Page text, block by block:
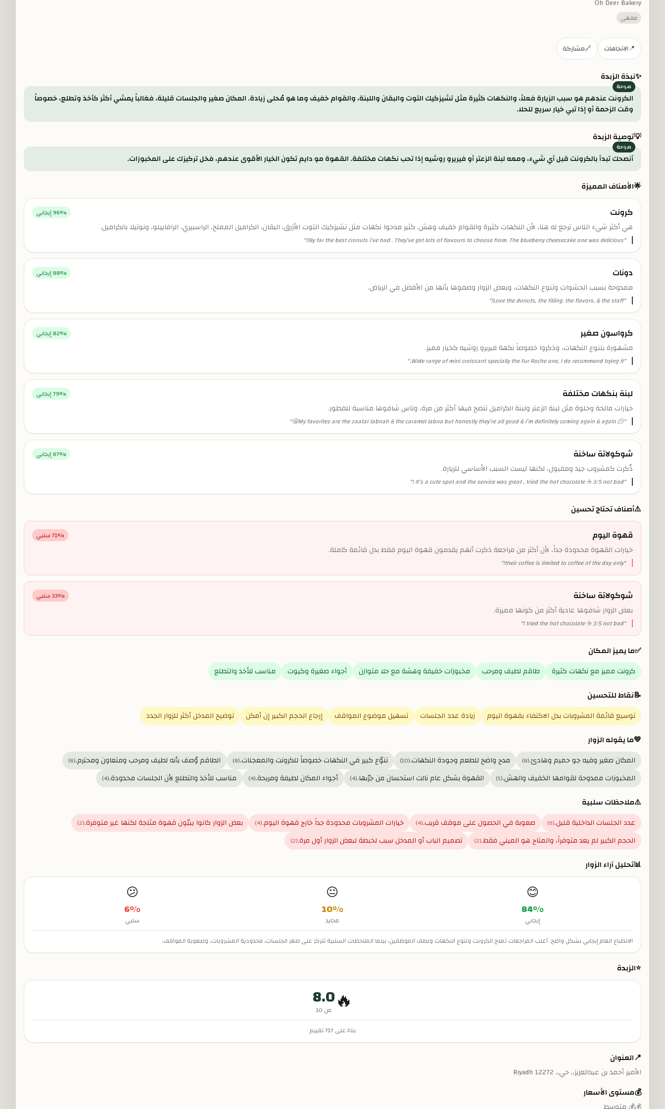
Oh Deer Bakery
مقهى
📍الاتجاهات 🔗مشاركة
✨نبذة الزبدة
الكرونت عندهم هو سبب الزيارة فعلاً، والنكهات كثيرة مثل تشيزكيك التوت والبقان واللبنة، والقوام خفيف وما هو مُحلى زيادة. المكان صغير والجلسات قليلة، فغالباً يمشي أكثر كأخذ وتطلع، خصوصاً
وقت الزحمة أو إذا تبي خيار سريع للحلا.
💡توصية الزبدة
أنصحك تبدأ بالكرونت قبل أي شيء، ومعه لبنة الزعتر أو فيريرو روشيه إذا تحب نكهات مختلفة. القهوة مو دايم تكون الخيار الأقوى عندهم، فخل تركيزك على المخبوزات.
🌟الأصناف المميزة
كرونت 96% إيجابي
هي أكثر شيء الناس ترجع له هنا، لأن النكهات كثيرة والقوام خفيف وهش. كثير مدحوا نكهات مثل تشيزكيك التوت الأزرق، البقان، الكراميل المملح، الراسبيري، الرافاييلو، ونوتيلا بالكراميل.
"
By far the best cronuts i’ve had . They’ve got lots of flavours to choose from. The blueberry cheesecake one was delicious!!
"
دونات 88% إيجابي
ممدوحة بسبب الحشوات وتنوع النكهات، وبعض الزوار وصفوها بأنها من الأفضل في الرياض.
"
Love the donuts, the filling, the flavors, & the staff!
"
كرواسون صغير 82% إيجابي
مشهورة بتنوع النكهات، وذكروا خصوصاً نكهة فيريرو روشيه كخيار مميز.
"
Wide range of mini croissant specially the Fur Roche one, I do recommend trying it.
"
لبنة بنكهات مختلفة 79% إيجابي
خيارات مالحة وحلوة مثل لبنة الزعتر ولبنة الكراميل تنصح فيها أكثر من مرة، وناس شافوها مناسبة للفطور.
"
My favorites are the zaatar labnah & the caramel labna but honestly they’re all good & I’m definitely coming again & again 🫠🤤
"
شوكولاتة ساخنة 67% إيجابي
ذُكرت كمشروب جيد ومقبول، لكنها ليست السبب الأساسي للزيارة.
"
It’s a cute spot and the service was great , tried the hot chocolate ☕️ 3/5 not bad !
"
⚠️أصناف تحتاج تحسين
قهوة اليوم 71% سلبي
خيارات القهوة محدودة جداً، لأن أكثر من مراجعة ذكرت أنهم يقدمون قهوة اليوم فقط بدل قائمة كاملة.
"
their coffee is limited to coffee of the day only!
"
شوكولاتة ساخنة 33% سلبي
بعض الزوار شافوها عادية أكثر من كونها مميزة.
"
tried the hot chocolate ☕️ 3/5 not bad !
"
✅ما يميز المكان
كرونت مميز مع نكهات كثيرة طاقم لطيف ومرحب مخبوزات خفيفة وهشة مع حلا متوازن أجواء صغيرة وكيوت مناسب للأخذ والتطلع
📝نقاط للتحسين
توسيع قائمة المشروبات بدل الاكتفاء بقهوة اليوم زيادة عدد الجلسات تسهيل موضوع المواقف إرجاع الحجم الكبير إن أمكن توضيح المدخل أكثر للزوار الجدد
💚ما يقوله الزوار
المكان صغير وفيه جو حميم وهادئ.(
8
) مدح واضح للطعم وجودة النكهات.(
10
) تنوّع كبير في النكهات خصوصاً للكرونت والمعجنات.(
8
) الطاقم وُصف بأنه لطيف ومرحب ومتعاون ومحترم.(
6
)
المخبوزات ممدوحة لقوامها الخفيف والهش.(
5
) القهوة بشكل عام نالت استحسان من جرّبها.(
4
) أجواء المكان لطيفة ومريحة.(
4
) مناسب للأخذ والتطلع لأن الجلسات محدودة.(
4
)
⚠️ملاحظات سلبية
عدد الجلسات الداخلية قليل.(
6
) صعوبة في الحصول على موقف قريب.(
4
) خيارات المشروبات محدودة جداً خارج قهوة اليوم.(
4
) بعض الزوار كانوا يبيّون قهوة مثلجة لكنها غير متوفرة.(
2
)
الحجم الكبير لم يعد متوفراً، والمتاح هو الميني فقط.(
2
) تصميم الباب أو المدخل سبب لخبطة لبعض الزوار أول مرة.(
2
)
📊تحليل آراء الزوار
😊
84%
إيجابي
😐
10%
محايد
😕
6%
سلبي
الانطباع العام إيجابي بشكل واضح. أغلب المراجعات تمدح الكرونت وتنوع النكهات ولطف الموظفين، بينما الملاحظات السلبية تتركز على صغر الجلسات، محدودية المشروبات، وصعوبة المواقف.
⭐الزبدة
🔥
8.0
من 10
بناءً على 717تقييم
📍العنوان
الأمير أحمد بن عبدالعزيز،, حي،, Riyadh 12272
💰مستوى الأسعار